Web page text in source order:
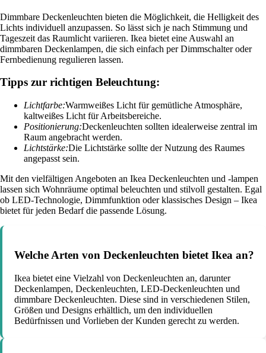
Dimmbare Deckenleuchten bieten die Möglichkeit, die Helligkeit des
Lichts individuell anzupassen. So lässt sich je nach Stimmung und
Tageszeit das Raumlicht variieren. Ikea bietet eine Auswahl an
dimmbaren Deckenlampen, die sich einfach per Dimmschalter oder
Fernbedienung regulieren lassen.
Tipps zur richtigen Beleuchtung:
Lichtfarbe:Warmweißes Licht für gemütliche Atmosphäre,
kaltweißes Licht für Arbeitsbereiche.
Positionierung:Deckenleuchten sollten idealerweise zentral im
Raum angebracht werden.
Lichtstärke:Die Lichtstärke sollte der Nutzung des Raumes
angepasst sein.
Mit den vielfältigen Angeboten an Ikea Deckenleuchten und -lampen
lassen sich Wohnräume optimal beleuchten und stilvoll gestalten. Egal
ob LED-Technologie, Dimmfunktion oder klassisches Design – Ikea
bietet für jeden Bedarf die passende Lösung.
Welche Arten von Deckenleuchten bietet Ikea an?
Ikea bietet eine Vielzahl von Deckenleuchten an, darunter
Deckenlampen, Deckenleuchten, LED-Deckenleuchten und
dimmbare Deckenleuchten. Diese sind in verschiedenen Stilen,
Größen und Designs erhältlich, um den individuellen
Bedürfnissen und Vorlieben der Kunden gerecht zu werden.